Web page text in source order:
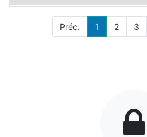
Préc. 1 2 3